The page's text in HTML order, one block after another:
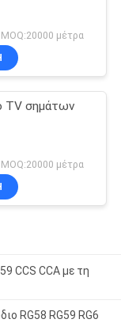
μέτρα
TV σημάτων
μέτρα
CCS CCA με τη
RG58 RG59 RG6